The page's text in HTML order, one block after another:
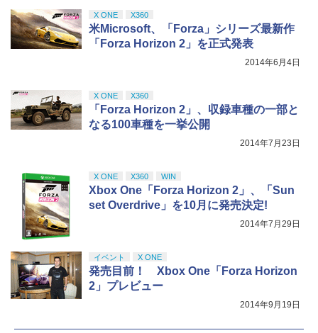
X ONE X360
米Microsoft、「Forza」シリーズ最新作
「Forza Horizon 2」を正式発表
2014年6月4日
X ONE X360
「Forza Horizon 2」、収録車種の一部と
なる100車種を一挙公開
2014年7月23日
X ONE X360 WIN
Xbox One「Forza Horizon 2」、「Sun
set Overdrive」を10月に発売決定!
2014年7月29日
イベント X ONE
発売目前！ Xbox One「Forza Horizon
2」プレビュー
2014年9月19日